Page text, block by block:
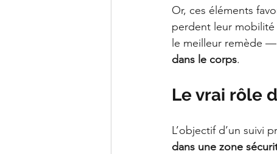
Or, ces éléments
perdent leur mobilité
le meilleur remède —
dans le corps.
Le vrai rôle
L’objectif d’un suivi
dans une zone